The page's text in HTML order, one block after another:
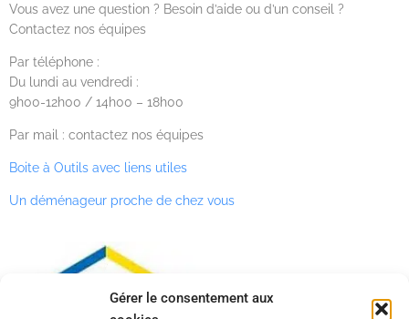
Gérer le consentement aux
Vous avez une question ? Besoin d’aide ou d’un conseil ?
Contactez nos équipes
Par téléphone :
Du lundi au vendredi :
9h00-12h00 / 14h00 – 18h00
Par mail : contactez nos équipes
Boite à Outils avec liens utiles
Un déménageur proche de chez vous